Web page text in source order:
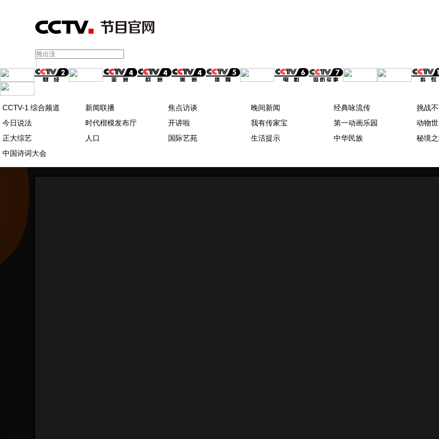
CCTV-1 综合频道 新闻联播 焦点访谈 晚间新闻 经典咏流传 挑战
今日说法
时代楷模发布厅 开讲啦 我有传家宝 第一动画乐园 动物
正大综艺
人口 国际艺苑 生活提示 中华民族 秘境
中国诗词大会